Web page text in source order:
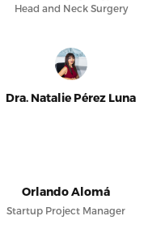
Head and Neck Surgery
Dra. Natalie Pérez Luna
Orlando Alomá
Startup Project Manager